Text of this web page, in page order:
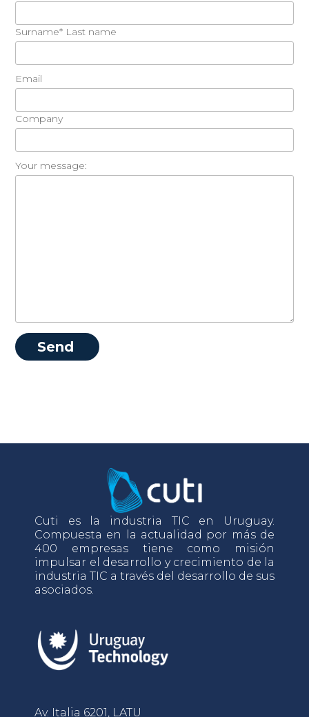
Surname* Last name
Email
Company
Your message:
Cuti es la industria TIC en Uruguay.
Compuesta en la actualidad por más de
400 empresas tiene como misión
impulsar el desarrollo y crecimiento de la
industria TIC a través del desarrollo de sus
asociados.
Av. Italia 6201, LATU